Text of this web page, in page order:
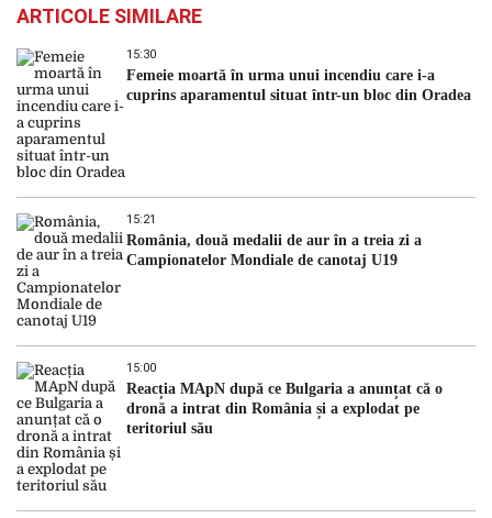
ARTICOLE SIMILARE
15:30
Femeie moartă în urma unui incendiu care i-a
cuprins aparamentul situat într-un bloc din Oradea
15:21
România, două medalii de aur în a treia zi a
Campionatelor Mondiale de canotaj U19
15:00
Reacția MApN după ce Bulgaria a anunțat că o
dronă a intrat din România și a explodat pe
teritoriul său